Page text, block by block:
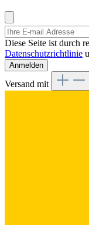
Diese Seite ist durch
Datenschutzrichtlinie
Anmelden
Versand mit